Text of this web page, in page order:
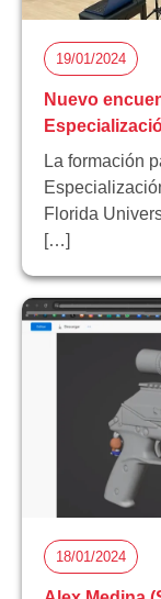
19/01/2024
Nuevo
La formación
Florida
[…]
18/01/2024